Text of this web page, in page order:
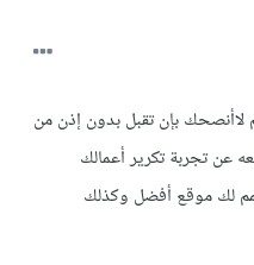
بإن تقبل بدون إذن من
عن تجربة تكرير أعمالك
لك موقع أفضل وكذلك